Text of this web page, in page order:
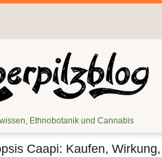
Ethnobotanik und Cannabis
Caapi: Kaufen, Wirkung,